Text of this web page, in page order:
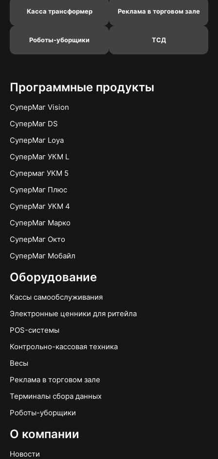
Касса трансформер Реклама в торговом зале
Роботы-уборщики ТСД
Программные продукты
СуперМаг Vision
СуперМаг DS
СуперМаг Loya
СуперМаг УКМ L
Супермаг УКМ 5
СуперМаг Плюс
СуперМаг УКМ 4
СуперМаг Марко
СуперМаг Окто
СуперМаг Мобайл
Оборудование
Кассы самообслуживания
Электронные ценники для ритейла
POS-системы
Контрольно-кассовая техника
Весы
Реклама в торговом зале
Терминалы сбора данных
Роботы-уборщики
О компании
Новости